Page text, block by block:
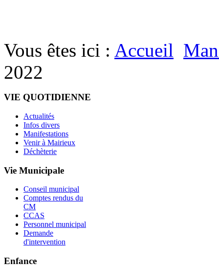
Vous êtes ici : Accueil
2022
VIE QUOTIDIENNE
Actualités
Infos divers
Manifestations
Venir à Mairieux
Déchèterie
Vie Municipale
Conseil municipal
Comptes rendus du
CM
CCAS
Personnel municipal
Demande
d'intervention
Enfance